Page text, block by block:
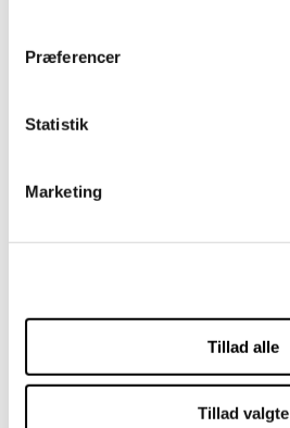
Præferencer
Statistik
Marketing
Tillad alle
Tillad valgte